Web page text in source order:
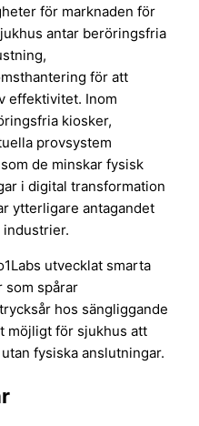
för marknaden för
antar beröringsfria
för att
effektivitet. Inom
kiosker,
provsystem
de minskar fysisk
i digital transformation
ytterligare antagandet
industrier.
utvecklat smarta
som spårar
hos sängliggande
möjligt för sjukhus att
fysiska anslutningar.